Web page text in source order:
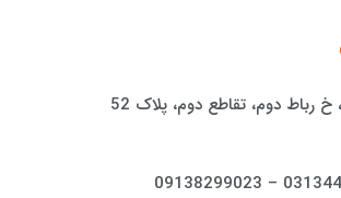
رباط دوم، تقاطع دوم، پلاک 52
03134404756